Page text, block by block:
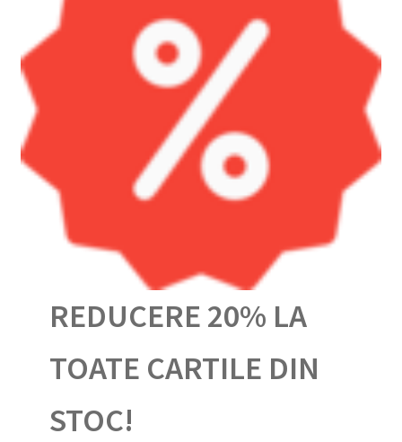
Finalizare Comandă
Newsletter
Urmărește-ți comanda
REDUCERE 20% LA
TOATE CARTILE DIN
STOC!